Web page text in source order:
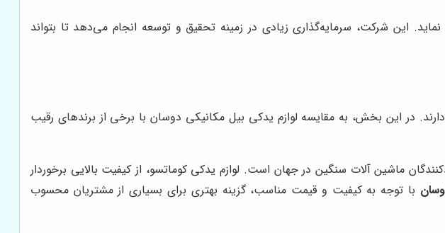
این شرکت، سرمایه‌گذاری زیادی در زمینه تحقیق و توسعه انجام می‌دهد تا بتواند
در این بخش، به مقایسه لوازم یدکی بیل مکانیکی دوسان با برخی از برندهای رقیب
ماشین آلات سنگین در جهان است. لوازم یدکی کوماتسو، از کیفیت بالایی برخوردار
با توجه به کیفیت و قیمت مناسب، گزینه بهتری برای بسیاری از مشتریان محسوب